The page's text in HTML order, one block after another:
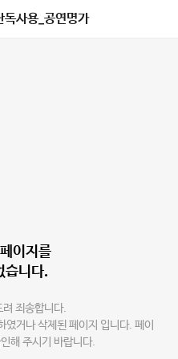
사용_공연명가
이지를
습니다.
죄송합니다.
거나 삭제된 페이지 입니다. 페이
해 주시기 바랍니다.